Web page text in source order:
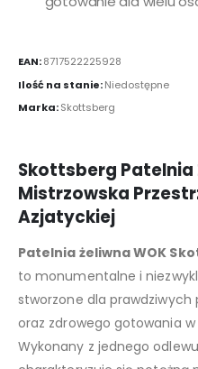
EAN:8717522225928
Ilość na stanie:Niedostępne
Marka:Skottsberg
Skottsberg Patelnia
Mistrzowska
Azjatyckiej
Patelnia żeliwna WOK
to monumentalne i
stworzone dla
oraz zdrowego gotowania
Wykonany z jednego